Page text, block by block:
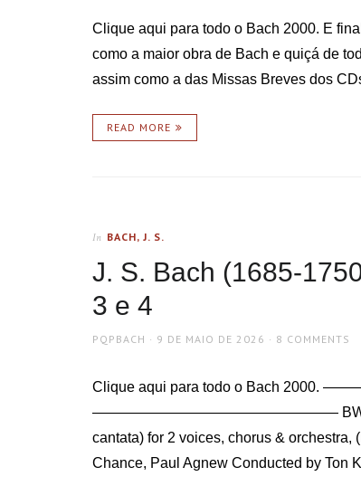
Clique aqui para todo o Bach 2000. E
como a maior obra de Bach e quiçá de
assim como a das Missas Breves dos
READ MORE
In BACH, J. S.
J. S. Bach (1685-
3 e 4
AUTHOR
PQPBACH
POSTED
9 DE MAIO DE 2026 8 COMMENTS
Clique aqui para todo o Bach
————————————————— BWV 134a
cantata) for 2 voices, chorus & orchestra,
Chance, Paul Agnew Conducted by Ton